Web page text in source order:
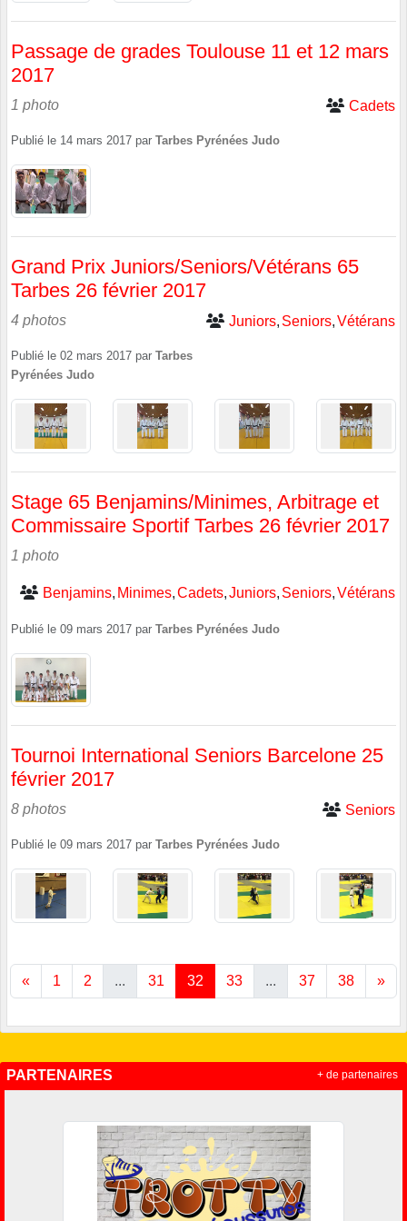
Passage de grades Toulouse 11 et 12 mars
2017
1 photo Cadets
Publié le 14 mars 2017 par Tarbes Pyrénées Judo
Grand Prix Juniors/Seniors/Vétérans 65
Tarbes 26 février 2017
4 photos Juniors Seniors Vétérans
Publié le 02 mars 2017 par Tarbes
Pyrénées Judo
Stage 65 Benjamins/Minimes, Arbitrage et
Commissaire Sportif Tarbes 26 février 2017
1 photo
Benjamins Minimes Cadets Juniors Seniors Vétérans
Publié le 09 mars 2017 par Tarbes Pyrénées Judo
Tournoi International Seniors Barcelone 25
février 2017
8 photos Seniors
Publié le 09 mars 2017 par Tarbes Pyrénées Judo
« 1 2 ... 31 32 33 ... 37 38 »
PARTENAIRES + de partenaires